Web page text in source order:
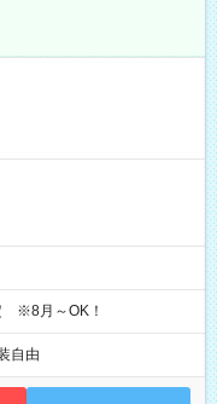
※8月～OK！
自由